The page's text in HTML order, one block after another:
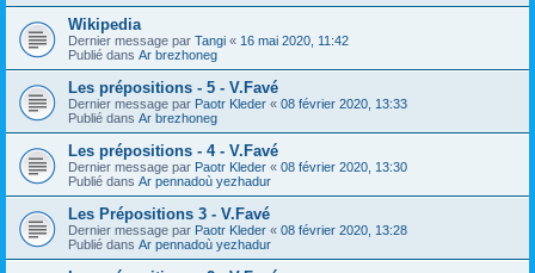
Wikipedia
Dernier message par Tangi « 16 mai 2020, 11:42
Publié dans Ar brezhoneg
Les prépositions - 5 - V.Favé
Dernier message par Paotr Kleder « 08 février 2020, 13:33
Publié dans Ar brezhoneg
Les prépositions - 4 - V.Favé
Dernier message par Paotr Kleder « 08 février 2020, 13:30
Publié dans Ar pennadoù yezhadur
Les Prépositions 3 - V.Favé
Dernier message par Paotr Kleder « 08 février 2020, 13:28
Publié dans Ar pennadoù yezhadur